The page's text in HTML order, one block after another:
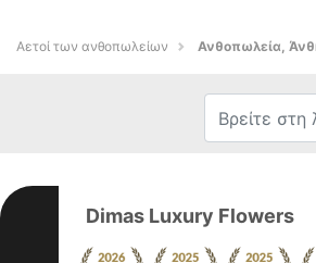
Αετοί των ανθοπωλείων Ανθοπωλεία,
Dimas Luxury Flowers